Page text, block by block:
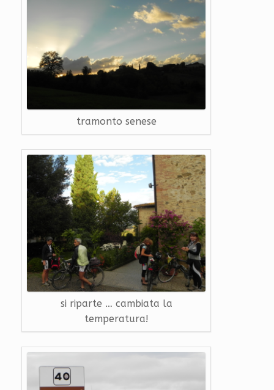
tramonto senese
si riparte … cambiata la
temperatura!